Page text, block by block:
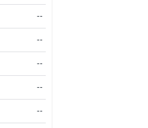
--
--
--
--
--